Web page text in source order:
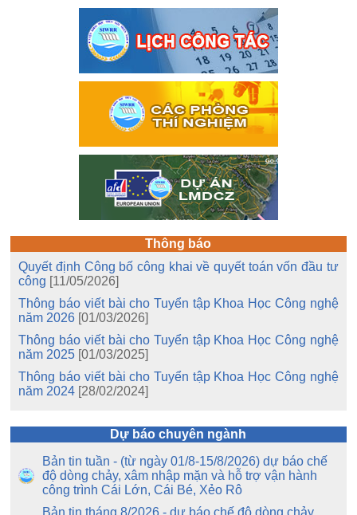
Thông báo
Quyết định Công bố công khai về quyết toán vốn đầu tư
công [11/05/2026]
Thông báo viết bài cho Tuyển tập Khoa Học Công nghệ
năm 2026 [01/03/2026]
Thông báo viết bài cho Tuyển tập Khoa Học Công nghệ
năm 2025 [01/03/2025]
Thông báo viết bài cho Tuyển tập Khoa Học Công nghệ
năm 2024 [28/02/2024]
Dự báo chuyên ngành
Bản tin tuần - (từ ngày 01/8-15/8/2026) dự báo chế
độ dòng chảy, xâm nhập mặn và hỗ trợ vận hành
công trình Cái Lớn, Cái Bé, Xẻo Rô
Bản tin tháng 8/2026 - dự báo chế độ dòng chảy,